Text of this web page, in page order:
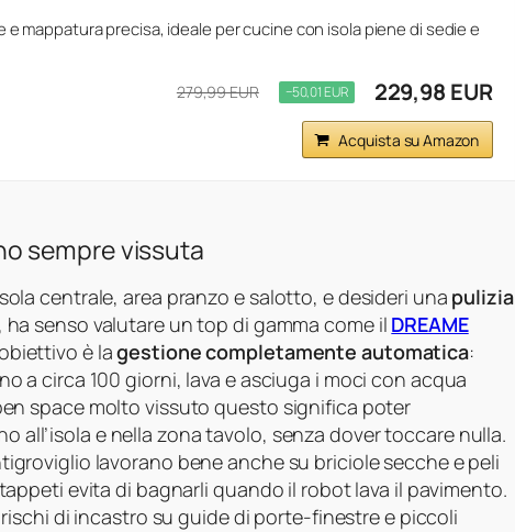
e mappatura precisa, ideale per cucine con isola piene di sedie e
279,99 EUR −50,01 EUR 229,98 EUR
Acquista su Amazon
sempre vissuta
centrale, area pranzo e salotto, e desideri una pulizia
senso valutare un top di gamma come il DREAME
è lagestione completamente automatica:
a circa 100 giorni, lava e asciuga i moci con acqua
space molto vissuto questo significa poter
all’isola e nella zona tavolo, senza dover toccare nulla.
lavorano bene anche su briciole secche e peli
evita di bagnarli quando il robot lava il pavimento.
di incastro su guide di porte-finestre e piccoli